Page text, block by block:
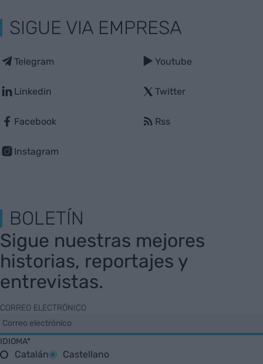
SIGUE VIA EMPRESA
Telegram
Linkedin
Facebook
Instagram
Youtube
Twitter
Rss
BOLETÍN
Sigue nuestras mejores
historias, reportajes y
entrevistas.
CORREO ELECTRÓNICO
IDIOMA*
Catalán
Castellano